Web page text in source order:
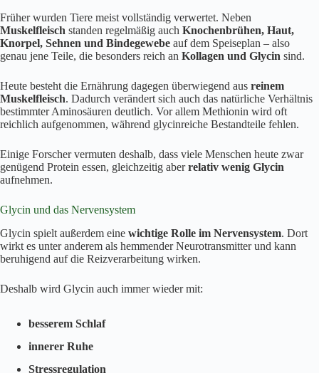
Früher wurden Tiere meist vollständig verwertet. Neben
Muskelfleisch standen regelmäßig auch Knochenbrühen, Haut,
Knorpel, Sehnen und Bindegewebe auf dem Speiseplan – also
genau jene Teile, die besonders reich an Kollagen und Glycin sind.
Heute besteht die Ernährung dagegen überwiegend aus reinem
Muskelfleisch. Dadurch verändert sich auch das natürliche Verhältnis
bestimmter Aminosäuren deutlich. Vor allem Methionin wird oft
reichlich aufgenommen, während glycinreiche Bestandteile fehlen.
Einige Forscher vermuten deshalb, dass viele Menschen heute zwar
genügend Protein essen, gleichzeitig aberrelativ wenig Glycin
aufnehmen.
Glycin und das Nervensystem
Glycin spielt außerdem eine wichtige Rolle im Nervensystem. Dort
wirkt es unter anderem als hemmender Neurotransmitter und kann
beruhigend auf die Reizverarbeitung wirken.
Deshalb wird Glycin auch immer wieder mit:
besserem Schlaf
innerer Ruhe
Stressregulation